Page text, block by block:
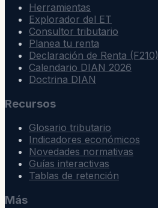
Herramientas
Explorador del ET
Consultor tributario
Planea tu renta
Declaración de Renta (F210)
Calendario DIAN 2026
Doctrina DIAN
Recursos
Glosario tributario
Indicadores económicos
Novedades normativas
Guías interactivas
Tablas de retención
Más